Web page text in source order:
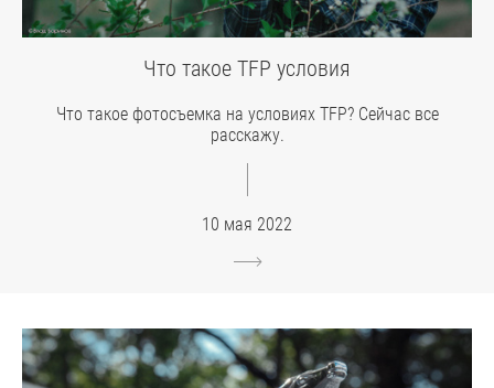
Что такое TFP условия
Что такое фотосъемка на условиях TFP? Сейчас все
расскажу.
10 мая 2022